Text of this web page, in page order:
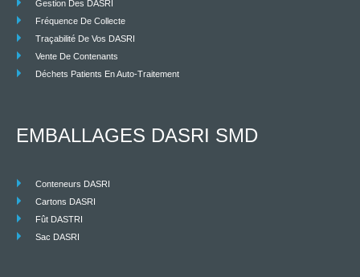
Gestion Des DASRI
Fréquence De Collecte
Traçabilité De Vos DASRI
Vente De Contenants
Déchets Patients En Auto-Traitement
EMBALLAGES DASRI SMD
Conteneurs DASRI
Cartons DASRI
Fût DASTRI
Sac DASRI